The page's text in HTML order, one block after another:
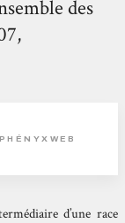
des
d’une race